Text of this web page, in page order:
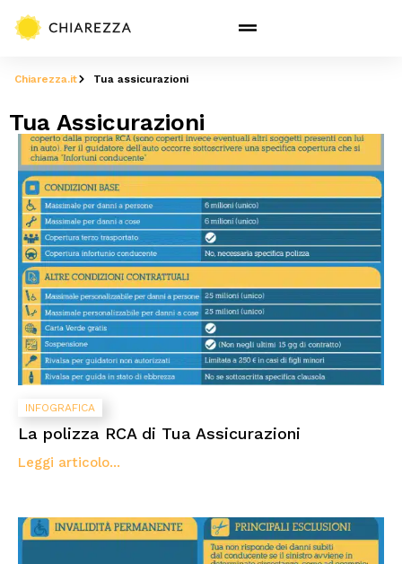
Chiarezza.it Tua assicurazioni
Tua Assicurazioni
INFOGRAFICA
La polizza RCA di Tua Assicurazioni
Leggi articolo...